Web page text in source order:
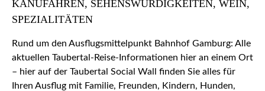
KANUFAHREN, SEHENSWÜRDIGKEITEN, WEIN,
SPEZIALITÄTEN
Rund um den Ausflugsmittelpunkt Bahnhof Gamburg: Alle
aktuellen Taubertal-Reise-Informationen hier an einem Ort
– hier auf der Taubertal Social Wall finden Sie alles für
Ihren Ausflug mit Familie, Freunden, Kindern, Hunden,